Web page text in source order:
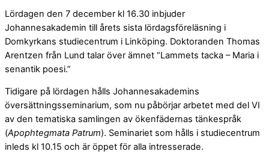
Lördagen den 7 december kl 16.30 inbjuder
Johannesakademin till årets sista lördagsföreläsning i
Domkyrkans studiecentrum i Linköping. Doktoranden Thomas
Arentzen från Lund talar över ämnet “Lammets tacka – Maria i
senantik poesi.”
Tidigare på lördagen hålls Johannesakademins
översättningsseminarium, som nu påbörjar arbetet med del VI
av den tematiska samlingen av ökenfädernas tänkespråk
(Apophtegmata Patrum). Seminariet som hålls i studiecentrum
inleds kl 10.15 och är öppet för alla intresserade.